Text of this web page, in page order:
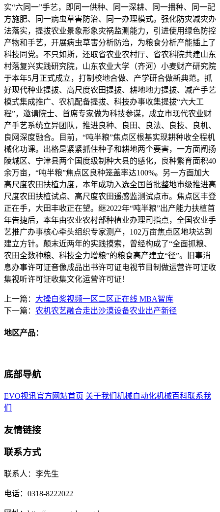
实“六同一”手艺，即同一供种、同一深耕、同一播种、同一配
方施肥、同一病虫草害防治、同一办理模式。强化防灾减灾办
法落实，提拔农业景象形象灾祸监测能力，引进使用绿色防控
产物和手艺，开展病虫草害分析防治，为粮食分析产能插上了
科技同党。不只如斯，还取省农业农村厅、省农科院共建山东
村落复兴实践研究院，山东农业大学（齐河）小麦财产研究院
于本年5月正式成立，打制校地合做、产学研合做新典范。抓
好现代种业提拔、高尺度农田提拔、耕地地力提拔、减产手艺
模式集成推广、农机配备提拔、科技办事收集提拔“六大工
程”，邀请院士、首席专家做为科技参谋，成立市现代农业财
产手艺系统立异团队，推进良种、良田、良法、良技、良机、
良网深度融合。目前，“吨半粮”焦点区根基实现耕种收全程机
械化功课。出格是紧紧抓住种子和耕地两个要害，一方面阐扬
陵城区、宁津县两个国度级制种大县的感化，良种繁育面积40
余万亩，“吨半粮”焦点区良种笼盖率达100%。另一方面加大
高尺度农田扶植力度，本年成功入选全国首批整地市级推进高
尺度农田扶植试点、高尺度农田遥感监测试点市。焦点区丰登
正在手，大田丰收正在望。继2022年“吨半粮”出产能力扶植首
年告捷后，本年由农业农村部种植业办理司指点，全国农业手
艺推广办事核心牵头组织专家测产，102万亩焦点区地块达到
建立方针。颠末近两年的实践摸索，曾经构成了“全面抓粮、
农田全数种粮、科技全力增粮”的粮食高产建立“径”。旧事消
息办事许可证音像成品出书许可证电视节目制做运营许可证收
集视听许可证收集文化运营许可证！
上一篇： 大操白浆视频一区二区正在线 MBA智库
下一篇： 农机农艺融合走出沙漠设备农业出产新径
地区产品：
底部导航
EVO视讯官方网站首页 关于我们 机械自动化机械百科联系我
们
友情链接
联系方式
联系人：李先生
电话：0318-8222022